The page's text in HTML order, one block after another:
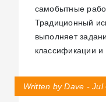
самобытные
Традиционный
выполняет
классификации
Written by Dave - Jul